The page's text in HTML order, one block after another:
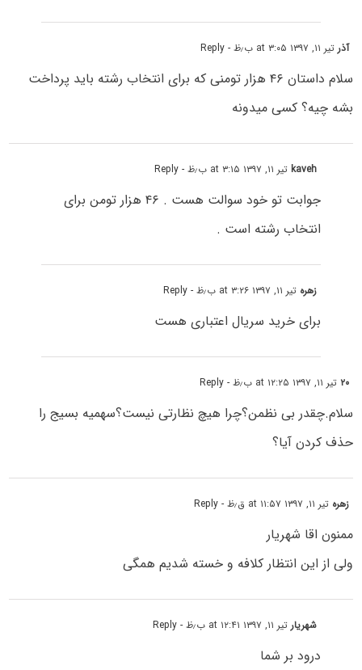
آذرتیر ۱۱, ۱۳۹۷ at ۳:۰۵ ب٫ظ - Reply
سلام داستان ۴۶ هزار تومنی که برای انتخاب رشته باید پرداخت
بشه چیه؟ کسی میدونه
kavehتیر ۱۱, ۱۳۹۷ at ۳:۱۵ ب٫ظ - Reply
جوابت تو خود سوالت هست . ۴۶ هزار تومن برای
انتخاب رشته است .
زهره تیر ۱۱, ۱۳۹۷ at ۳:۲۶ ب٫ظ - Reply
برای خرید سریال اعتباری هست
۲۰ تیر ۱۱, ۱۳۹۷ at ۱۲:۲۵ ب٫ظ - Reply
سلام.چقدر بی نظمن؟چرا هیچ نظارتی نیست؟سهمیه بسیج را
حذف کردن آیا؟
زهره تیر ۱۱, ۱۳۹۷ at ۱۱:۵۷ ق٫ظ - Reply
ممنون اقا شهریار
ولی از این انتظار کلافه و خسته شدیم همگی
شهریارتیر ۱۱, ۱۳۹۷ at ۱۲:۴۱ ب٫ظ - Reply
درود بر شما